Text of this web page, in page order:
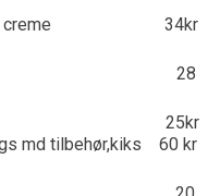
ala creme 34kr
28
25kr
tilbehør,kiks 60 kr